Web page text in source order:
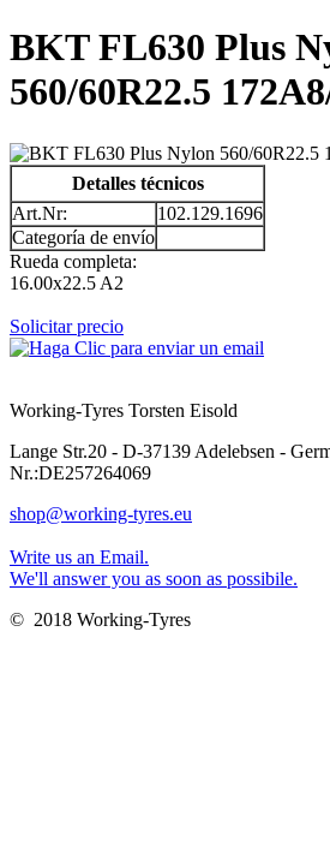
BKT FL630 Plus
560/60R22.5
Detalles técnicos
Art.Nr:
102.129.1696
Categoría de envío
Rueda completa:
16.00x22.5 A2
Solicitar precio
Working-Tyres Torsten Eisold
Lange Str.20 - D-37139 Adelebsen -
Nr.:DE257264069
shop@working-tyres.eu
Write us an Email.
We'll answer you as soon as possibile.
© 2018 Working-Tyres